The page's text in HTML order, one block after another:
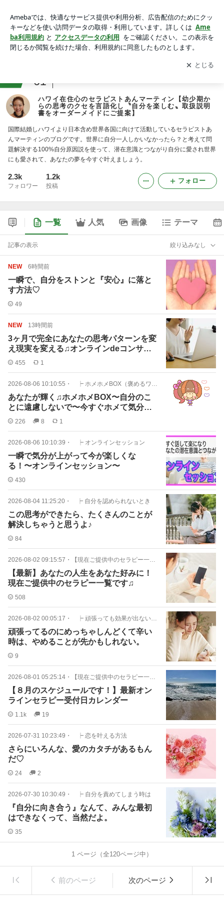
のクセを言語化し〝自分を楽しむ〟取扱説明書をオーダーメイ
ドにご提案】
アプリをダウンロードして ブログの更新通知
を受け取りまし
ょう。
開く
61
ハワイ在住心のセラピストあんマーティン【幼少期か
らの思考のクセを言語化し〝自分を楽しむ〟取扱説明
書をオーダーメイドにご提案】
国際結婚しハワイより日本含め世界各国に向けて活動しているセラピストあ
んマーティンのブログです。世界に自分一人しかいなかったら？と考えて問
題解決する100%自分原因説を使って、潜在意識とつながり自分に愛され世界
にも愛されて、あなたの夢を今すぐ叶えましょう。
2.3k
フォロワー
1.2k
投稿
フォロー
一覧 人気 画像 テーマ
記事の表示 絞り込みなし
NEW 6時間前
一瞬で、自分をストンと『安心』に落と
す方法♡
49
NEW 13時間前
3ヶ月で完全にあなたの思考パターンを変
え現実を変える♫オンラインdeコンサ
ル
455 1
2026-08-06 10:10:55 ・ ┝ ホメホメBOX（褒めるワーク）
あなたが輝く♫ホメホメBOX〜自分のこ
とに遠慮しないで〜今すぐホメて気分ア
ゲよう！
226 8 1
2026-08-06 10:10:39 ・ ┝ オンラインセッション
一瞬で気分が上がって今が楽しくな
る！〜オンラインセッション〜
430
2026-08-04 11:25:20 ・ ┝ 自分を認められないとき
この思考ができたら、たくさんのことが
解決しちゃうと思うよ♪
84
2026-08-02 09:15:57 ・ 【現在ご提供中のセラピー一覧】
【最新】あなたの人生をあなた好みに！
現在ご提供中のセラピー一覧です♫
508
2026-08-02 00:05:17 ・ ┝ 頑張っても効果が出ないとき
頑張ってるのにめっちゃしんどくて辛い
時は、やめることが先かもしれない。
9
2026-08-01 05:25:14 ・ 【現在ご提供中のセラピー一覧】
【８月のスケジュールです！】最新オン
ラインセラピー受付日カレンダー
1.1k 19
2026-07-31 10:23:49 ・ ┝ 恋を叶える方法
さらにいろんな、愛のカタチがあるもん
だ♡
24 2
2026-07-30 10:30:49 ・ ┝ 自分を責めてしまう時は
『自分に向き合う』なんて、みんな最初
はできなくって、当然だよ。
35
1 ページ（全120ページ中）
前のページ 次のページ